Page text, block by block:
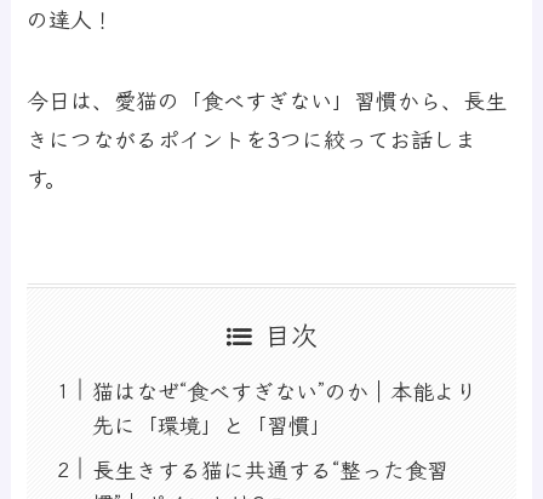
の達人！
今日は、愛猫の「食べすぎない」習慣から、長生
きにつながるポイントを3つに絞ってお話しま
す。
目次
猫はなぜ“食べすぎない”のか｜本能より
先に「環境」と「習慣」
長生きする猫に共通する“整った食習